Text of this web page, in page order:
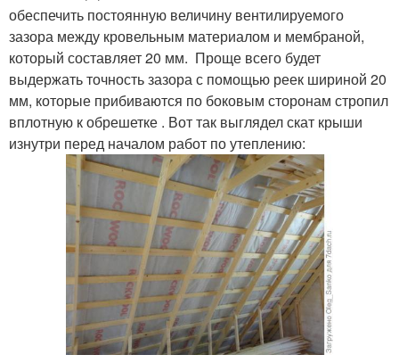
обеспечить постоянную величину вентилируемого
зазора между кровельным материалом и мембраной,
который составляет 20 мм. Проще всего будет
выдержать точность зазора с помощью реек шириной 20
мм, которые прибиваются по боковым сторонам стропил
вплотную к обрешетке . Вот так выглядел скат крыши
изнутри перед началом работ по утеплению: